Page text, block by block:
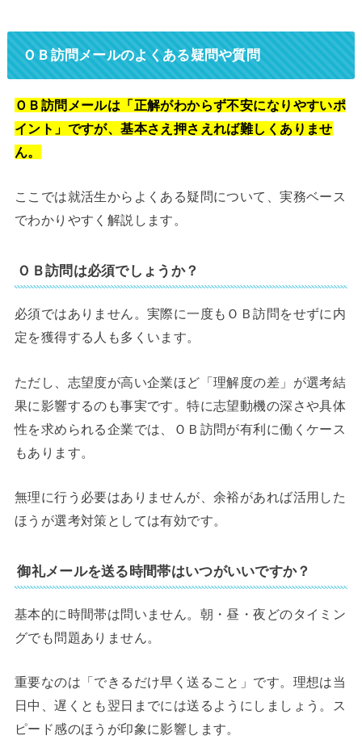
ＯＢ訪問メールのよくある疑問や質問
ＯＢ訪問メールは「正解がわからず不安になりやすいポ
イント」ですが、基本さえ押さえれば難しくありませ
ん。
ここでは就活生からよくある疑問について、実務ベース
でわかりやすく解説します。
ＯＢ訪問は必須でしょうか？
必須ではありません。実際に一度もＯＢ訪問をせずに内
定を獲得する人も多くいます。
ただし、志望度が高い企業ほど「理解度の差」が選考結
果に影響するのも事実です。特に志望動機の深さや具体
性を求められる企業では、ＯＢ訪問が有利に働くケース
もあります。
無理に行う必要はありませんが、余裕があれば活用した
ほうが選考対策としては有効です。
御礼メールを送る時間帯はいつがいいですか？
基本的に時間帯は問いません。朝・昼・夜どのタイミン
グでも問題ありません。
重要なのは「できるだけ早く送ること」です。理想は当
日中、遅くとも翌日までには送るようにしましょう。ス
ピード感のほうが印象に影響します。